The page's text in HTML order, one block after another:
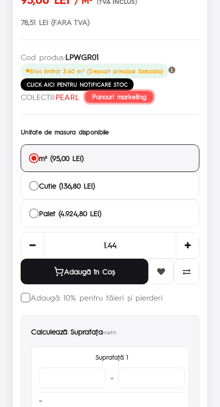
78,51 LEI (FARA TVA)
Cod produs:LPWGR01
Stoc limitat 3.60 m² (Depozit principal Slobozia)
CLICK AICI PENTRU NOTIFICARE STOC
COLECTII:PEARL Panouri marketing
Unitate de masura disponibile
m² (95,00 LEI)
Cutie (136,80 LEI)
Palet (4.924,80 LEI)
Adaugă în Coş
Adaugă 10% pentru tăieri și pierderi
Calculează Suprafaţametri
Suprafaţă 1
×